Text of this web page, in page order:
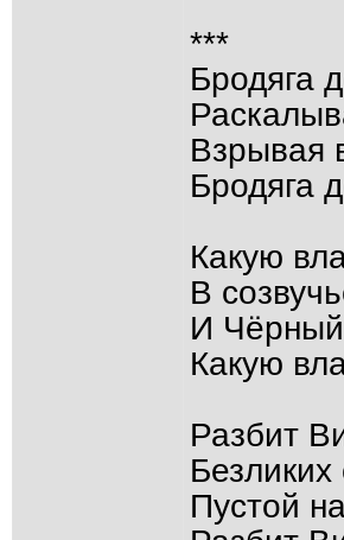
***
Бродяга
Взрывая
Бродяга
Какую
В
И
Какую
Разбит
Безликих
Пустой